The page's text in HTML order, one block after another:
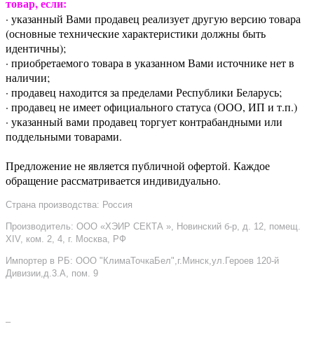
товар, если:
· указанный Вами продавец реализует другую версию товара
(основные технические характеристики должны быть
идентичны);
· приобретаемого товара в указанном Вами источнике нет в
наличии;
· продавец находится за пределами Республики Беларусь;
· продавец не имеет официального статуса (ООО, ИП и т.п.)
· указанный вами продавец торгует контрабандными или
поддельными товарами.
Предложение не является публичной офертой. Каждое
обращение рассматривается индивидуально.
Страна производства: Россия
Производитель: ООО «ХЭИР СЕКТА », Новинский б-р, д. 12, помещ.
XIV, ком. 2, 4, г. Москва, РФ
Импортер в РБ: ООО "КлимаТочкаБел",г.Минск,ул.Героев 120-й
Дивизии,д.3.А, пом. 9
–